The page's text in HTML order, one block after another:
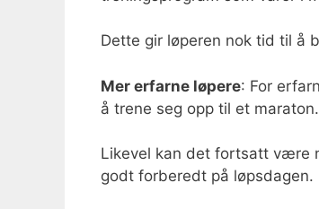
Dette gir løperen nok tid til å
Mer erfarne løpere: For
å trene seg opp til et maraton.
Likevel kan det fortsatt være
godt forberedt på løpsdagen.